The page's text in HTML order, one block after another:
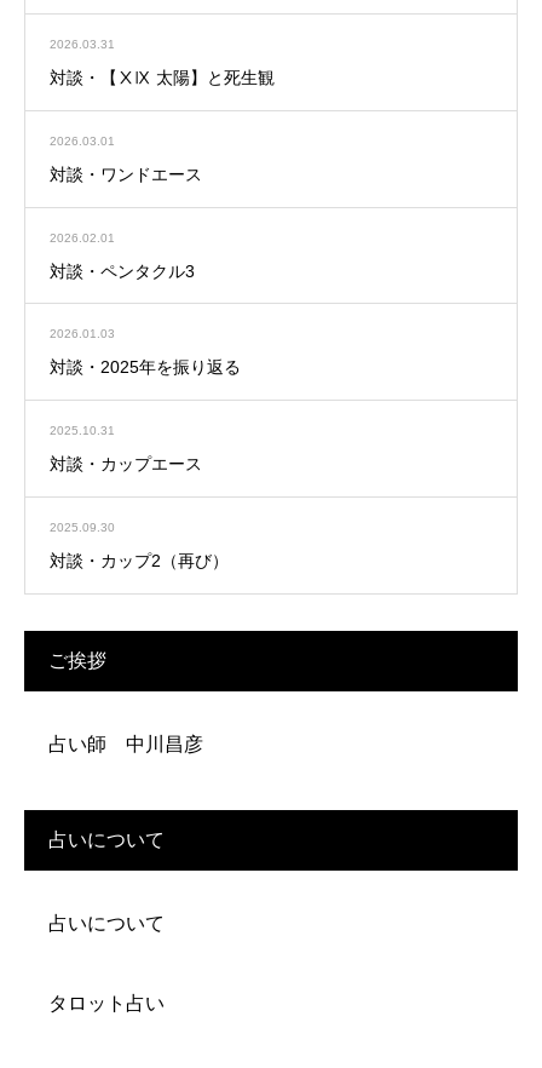
2026.03.31
対談・【ⅩⅨ 太陽】と死生観
2026.03.01
対談・ワンドエース
2026.02.01
対談・ペンタクル3
2026.01.03
対談・2025年を振り返る
2025.10.31
対談・カップエース
2025.09.30
対談・カップ2（再び）
ご挨拶
占い師 中川昌彦
占いについて
占いについて
タロット占い